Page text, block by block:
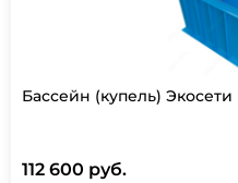
Бассейн (купель) Экосети
112 600 руб.